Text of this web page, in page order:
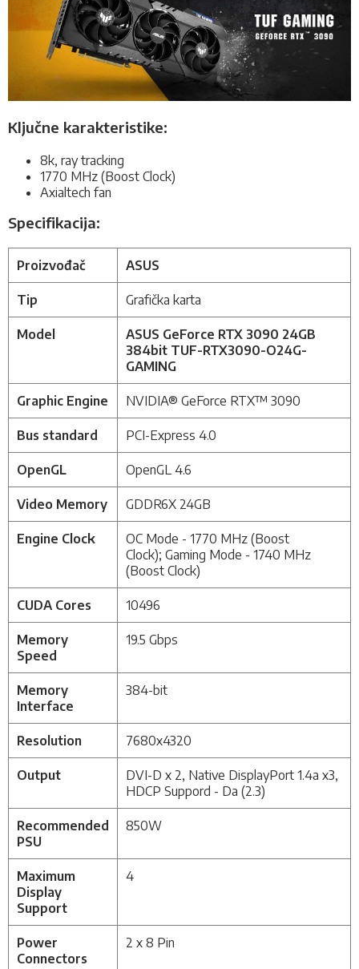
Ključne karakteristike:
8k, ray tracking
1770 MHz (Boost Clock)
Axialtech fan
Specifikacija:
Proizvođač ASUS
Tip Grafička karta
Model
ASUS GeForce RTX 3090 24GB
384bit TUF-RTX3090-O24G-
GAMING
Graphic Engine NVIDIA® GeForce RTX™ 3090
Bus standard PCI-Express 4.0
OpenGL OpenGL 4.6
Video Memory GDDR6X 24GB
Engine Clock
OC Mode - 1770 MHz (Boost
Clock); Gaming Mode - 1740 MHz
(Boost Clock)
CUDA Cores 10496
Memory
Speed
19.5 Gbps
Memory
Interface
384-bit
Resolution 7680x4320
Output DVI-D x 2, Native DisplayPort 1.4a x3,
HDCP Suppord - Da (2.3)
Recommended
PSU
850W
Maximum
Display
Support
4
Power
Connectors
2 x 8 Pin